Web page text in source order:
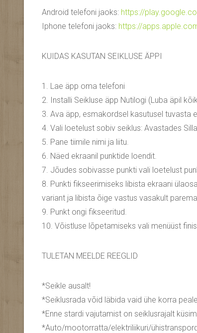
Android telefoni jaoks: https://
Iphone telefoni jaoks: https://
KUIDAS KASUTAN SEIKLUSE ÄPPI
1. Lae äpp oma telefoni
2. Installi Seikluse äpp Nutilogi (Luba äpil
3. Ava äpp, esmakordsel kasutusel tuvasta
4. Vali loetelust sobiv seiklus: Avastades
5. Pane tiimile nimi ja liitu.
6. Näed ekraanil punktide loendit.
7. Jõudes sobivasse punkti vali loetelust
8. Punkti fikseerimiseks libista ekraani
variant ja libista õige vastus vasakult
9. Punkt ongi fikseeritud.
10. Võistluse lõpetamiseks vali menüüst
TULETAN MEELDE REEGLID
*Seikle ausalt!
*Seiklusrada võid läbida vaid ühe korra
*Enne stardi vajutamist on seiklusrajalt
*Auto/mootorratta/elektriliikuri/